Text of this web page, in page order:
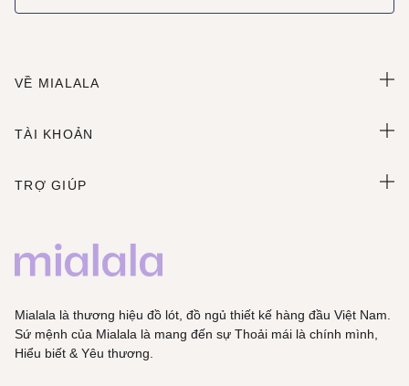
VỀ MIALALA
TÀI KHOẢN
TRỢ GIÚP
Mialala là thương hiệu đồ lót, đồ ngủ thiết kế hàng đầu Việt Nam.
Sứ mệnh của Mialala là mang đến sự Thoải mái là chính mình,
Hiểu biết & Yêu thương.